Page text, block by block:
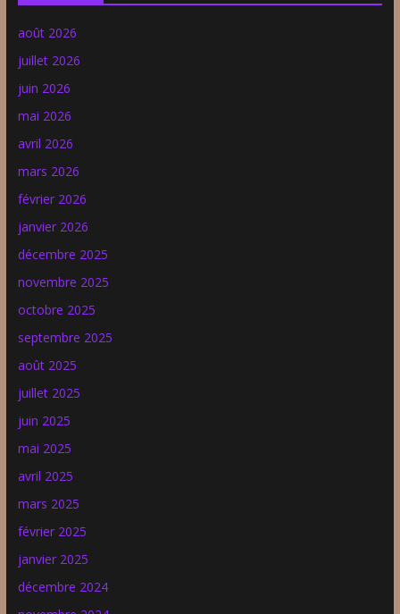
août 2026
juillet 2026
juin 2026
mai 2026
avril 2026
mars 2026
février 2026
janvier 2026
décembre 2025
novembre 2025
octobre 2025
septembre 2025
août 2025
juillet 2025
juin 2025
mai 2025
avril 2025
mars 2025
février 2025
janvier 2025
décembre 2024